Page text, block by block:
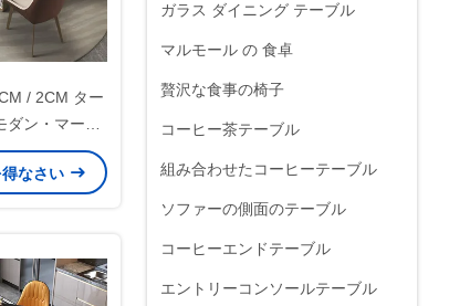
ガラス ダイニング テーブル
マルモール の 食卓
贅沢な食事の椅子
コーヒー茶テーブル
組み合わせたコーヒーテーブル
ソファーの側面のテーブル
コーヒーエンドテーブル
エントリーコンソールテーブル
/ 2CM ター
ン・マーブ
テーブル
なさい